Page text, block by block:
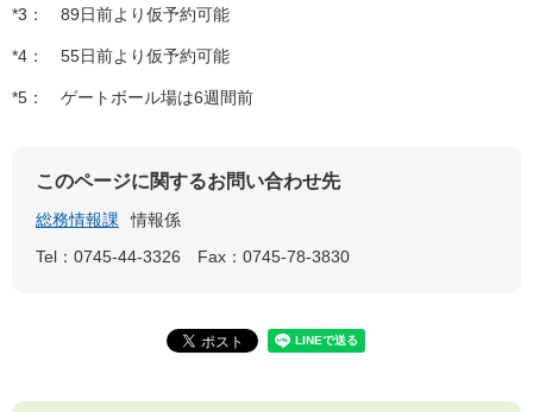
*3： 89日前より仮予約可能
*4： 55日前より仮予約可能
*5： ゲートボール場は6週間前
このページに関するお問い合わせ先
総務情報課
情報係
Tel：0745-44-3326
Fax：0745-78-3830